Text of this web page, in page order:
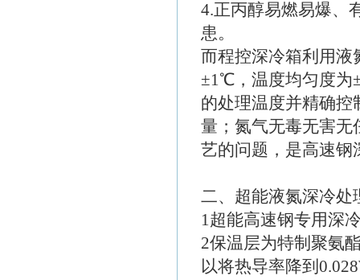
4.正丙醇易燃易爆、
患。
而程控深冷箱利用
±1℃，温度均匀度为
的处理温度并精确控
量；氮气无毒无害无
艺的问题，是高速钢
二、超能液氮深冷处
1超能高速钢专用深
2保温层为特制聚氨
以将热导率降到